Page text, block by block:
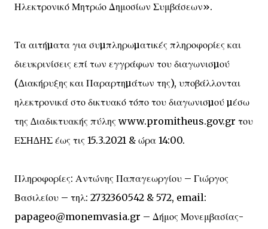
Ηλεκτρονικό Μητρώο Δημοσίων Συμβάσεων».
Τα αιτήµατα για συµπληρωµατικές πληροφορίες και
διευκρινίσεις επί των εγγράφων του διαγωνισµού
(∆ιακήρυξης και Παραρτηµάτων της), υποβάλλονται
ηλεκτρονικά στο δικτυακό τόπο του διαγωνισµού µέσω
της ∆ιαδικτυακής πύλης www.promitheus.gov.gr του
ΕΣΗ∆ΗΣ έως τις 15.3.2021 & ώρα 14:00.
Πληροφορίες: Αντώνης Παπαγεωργίου – Γιώργος
Βασιλείου – τηλ: 2732360542 & 572, email:
papageo@monemvasia.gr – Δήμος Μονεμβασίας-